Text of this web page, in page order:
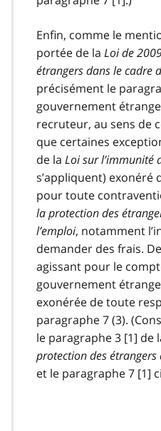
Enfin, comme le
portée de la Loi de
étrangers dans le cadre
précisément le
gouvernement
recruteur, au sens de
que certaines
de la Loi sur l’immunité
s’appliquent)
pour toute
la protection des
l’emploi, notamment
demander des frais.
agissant pour le
gouvernement
exonérée de toute
paragraphe 7 (3).
le paragraphe 3 [1] de
protection des étrangers
et le paragraphe 7 [1]